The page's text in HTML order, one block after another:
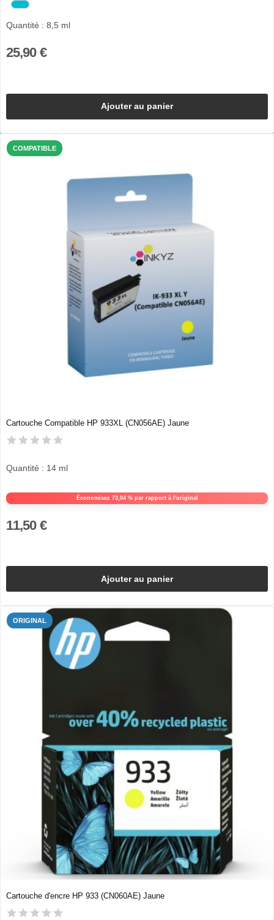
Quantité : 8,5 ml
25,90 €
Ajouter au panier
COMPATIBLE
Cartouche Compatible HP 933XL (CN056AE) Jaune
Économisez 73,04 % par rapport à l'original
Quantité : 14 ml
11,50 €
Ajouter au panier
ORIGINAL
Cartouche d'encre HP 933 (CN060AE) Jaune